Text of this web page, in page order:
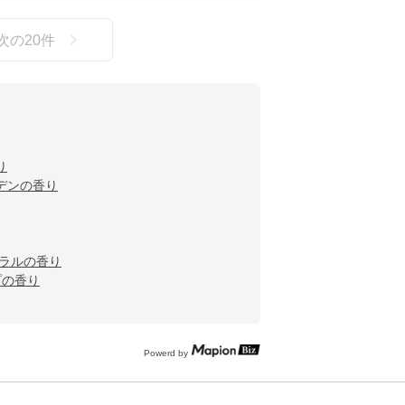
の20件
ンの香り
ルの香り
香り
Powerd by